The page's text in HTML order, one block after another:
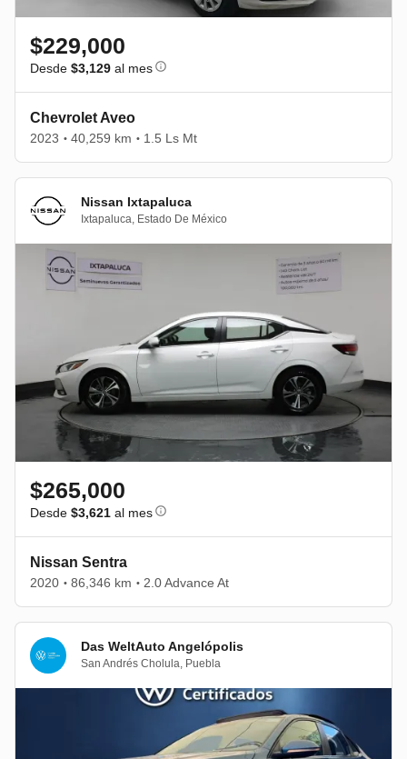
$229,000
Desde $3,129 al mes
Chevrolet Aveo
2023 • 40,259 km • 1.5 Ls Mt
Nissan Ixtapaluca
Ixtapaluca, Estado De México
$265,000
Desde $3,621 al mes
Nissan Sentra
2020 • 86,346 km • 2.0 Advance At
Das WeltAuto Angelópolis
San Andrés Cholula, Puebla